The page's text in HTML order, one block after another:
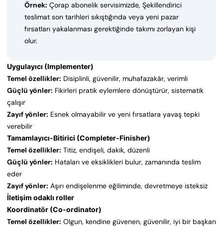
Örnek: Çorap abonelik servisimizde, Şekillendirici
teslimat son tarihleri sıkıştığında veya yeni pazar
fırsatları yakalanması gerektiğinde takımı zorlayan kişi
olur.
Uygulayıcı (Implementer)
Temel özellikler: Disiplinli, güvenilir, muhafazakâr, verimli
Güçlü yönler: Fikirleri pratik eylemlere dönüştürür, sistematik
çalışır
Zayıf yönler: Esnek olmayabilir ve yeni fırsatlara yavaş tepki
verebilir
Tamamlayıcı-Bitirici (Completer-Finisher)
Temel özellikler: Titiz, endişeli, dakik, düzenli
Güçlü yönler: Hataları ve eksiklikleri bulur, zamanında teslim
eder
Zayıf yönler: Aşırı endişelenme eğiliminde, devretmeye isteksiz
İletişim odaklı roller
Koordinatör (Co-ordinator)
Temel özellikler: Olgun, kendine güvenen, güvenilir, iyi bir başkan